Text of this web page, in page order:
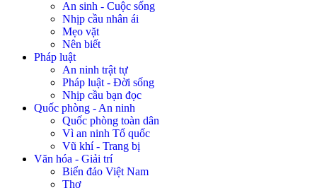
An sinh - Cuộc sống
Nhịp cầu nhân ái
Mẹo vặt
Nên biết
Pháp luật
An ninh trật tự
Pháp luật - Đời sống
Nhịp cầu bạn đọc
Quốc phòng - An ninh
Quốc phòng toàn dân
Vì an ninh Tổ quốc
Vũ khí - Trang bị
Văn hóa - Giải trí
Biển đảo Việt Nam
Thơ